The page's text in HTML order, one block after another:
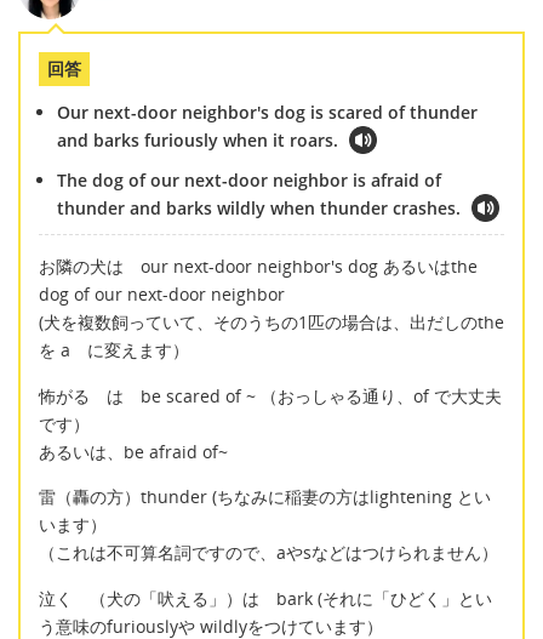
回答
Our next-door neighbor's dog is scared of thunder
and barks furiously when it roars.
The dog of our next-door neighbor is afraid of
thunder and barks wildly when thunder crashes.
お隣の犬は our next-door neighbor's dog あるいはthe
dog of our next-door neighbor
(犬を複数飼っていて、そのうちの1匹の場合は、出だしのthe
を a に変えます）
怖がる は be scared of ~ （おっしゃる通り、of で大丈夫
です）
あるいは、be afraid of~
雷（轟の方）thunder (ちなみに稲妻の方はlightening とい
います）
（これは不可算名詞ですので、aやsなどはつけられません）
泣く （犬の「吠える」）は bark (それに「ひどく」とい
う意味のfuriouslyや wildlyをつけています）